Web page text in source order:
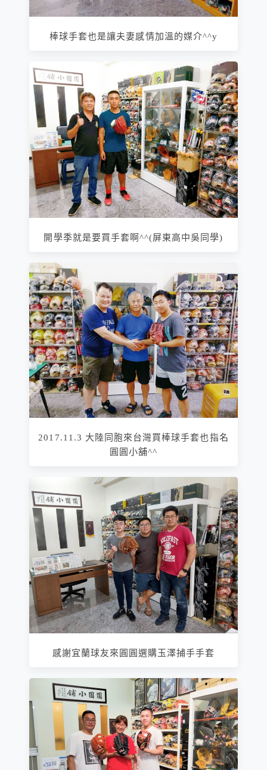
棒球手套也是讓夫妻感情加溫的媒介^^y
開學季就是要買手套啊^^(屏東高中吳同學)
2017.11.3 大陸同胞來台灣買棒球手套也指名
圓圓小舖^^
感謝宜蘭球友來圓圓選購玉澤捕手手套